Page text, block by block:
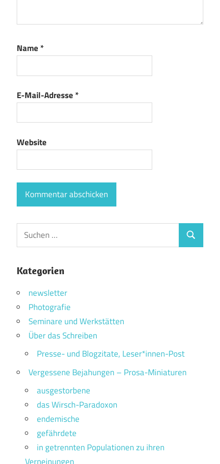
Name *
E-Mail-Adresse *
Website
Suchen
nach:
Suchen
Kategorien
newsletter
Photografie
Seminare und Werkstätten
Über das Schreiben
Presse- und Blogzitate, Leser*innen-Post
Vergessene Bejahungen – Prosa-Miniaturen
ausgestorbene
das Wirsch-Paradoxon
endemische
gefährdete
in getrennten Populationen zu ihren